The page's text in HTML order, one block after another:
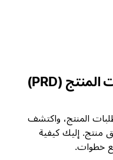
كيفية كتابة وثيقة متطلبات المنتج (PRD)
واكتشف
إليك كيفية